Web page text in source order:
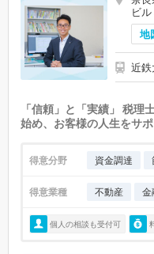
ビル
地
近
「信頼」と「実績」 税理
始め、お客様の人生をサポ
得意分野 資金調達
得意業種 不動産 金
個人の相談も受付可